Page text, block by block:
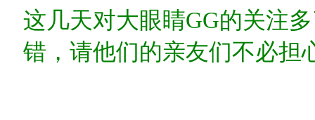
这几天对大眼睛GG的关注
错，请他们的亲友们不必担